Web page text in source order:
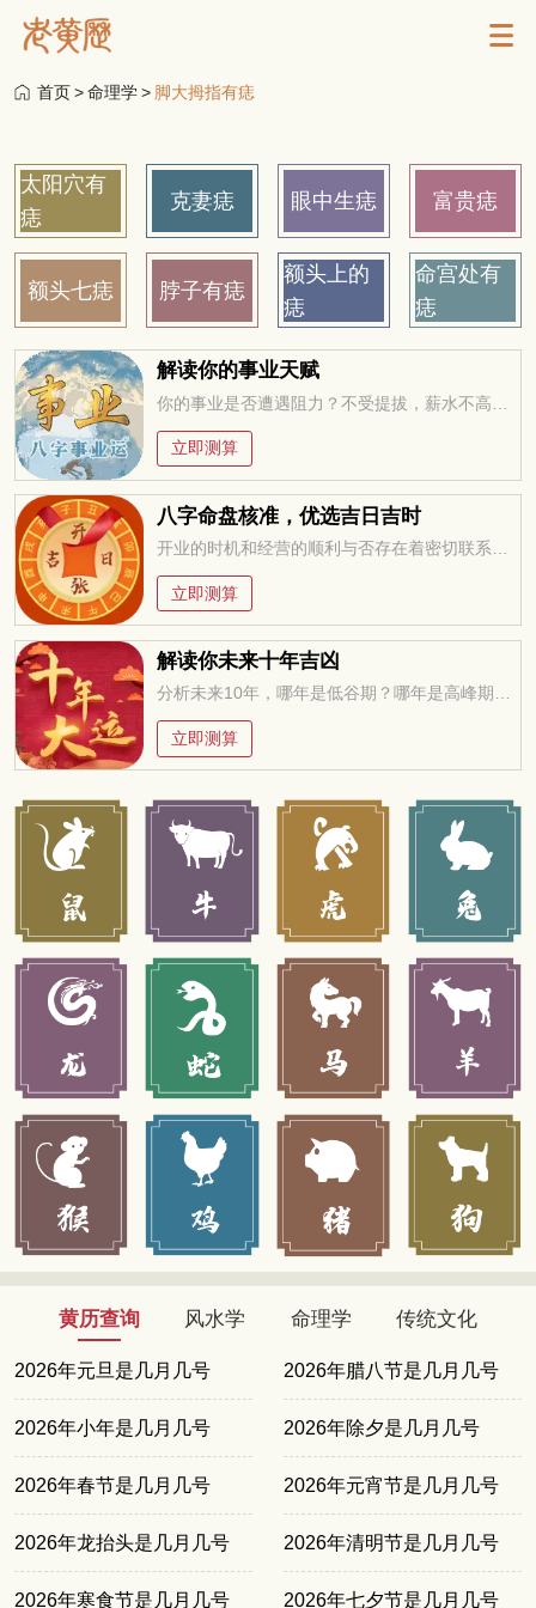
首页>命理学> 脚大拇指有痣
太阳穴有
痣
克妻痣 眼中生痣 富贵痣
额头七痣 脖子有痣
额头上的
痣
命宫处有
痣
解读你的事业天赋
立即测算
八字命盘核准，优选吉日吉时
立即测算
解读你未来十年吉凶
分析未来10年，哪年是低谷期？哪年是高峰期？低谷期如何过度？高峰期如何进取？
立即测算
黄历查询 风水学 命理学 传统文化
2026年元旦是几月几号 2026年腊八节是几月几号
2026年小年是几月几号 2026年除夕是几月几号
2026年春节是几月几号 2026年元宵节是几月几号
2026年龙抬头是几月几号 2026年清明节是几月几号
2026年寒食节是几月几号 2026年七夕节是几月几号